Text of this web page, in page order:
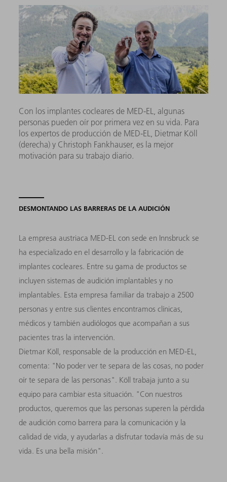
Con los implantes cocleares de MED-EL, algunas
personas pueden oír por primera vez en su vida. Para
los expertos de producción de MED-EL, Dietmar Köll
(derecha) y Christoph Fankhauser, es la mejor
motivación para su trabajo diario.
DESMONTANDO LAS BARRERAS DE LA AUDICIÓN
La empresa austriaca MED-EL con sede en Innsbruck se
ha especializado en el desarrollo y la fabricación de
implantes cocleares. Entre su gama de productos se
incluyen sistemas de audición implantables y no
implantables. Esta empresa familiar da trabajo a 2500
personas y entre sus clientes encontramos clínicas,
médicos y también audiólogos que acompañan a sus
pacientes tras la intervención.
Dietmar Köll, responsable de la producción en MED-EL,
comenta: "No poder ver te separa de las cosas, no poder
oír te separa de las personas". Köll trabaja junto a su
equipo para cambiar esta situación. "Con nuestros
productos, queremos que las personas superen la pérdida
de audición como barrera para la comunicación y la
calidad de vida, y ayudarlas a disfrutar todavía más de su
vida. Es una bella misión".